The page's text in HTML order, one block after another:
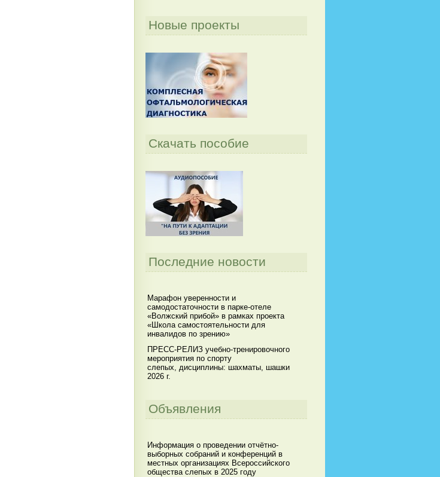
Новые проекты
Скачать пособие
Последние новости
Марафон уверенности и
самодостаточности в парке-отеле
«Волжский прибой» в рамках проекта
«Школа самостоятельности для
инвалидов по зрению»
ПРЕСС-РЕЛИЗ учебно-тренировочного
мероприятия по спорту
слепых, дисциплины: шахматы, шашки
2026 г.
Объявления
Информация о проведении отчётно-
выборных собраний и конференций в
местных организациях Всероссийского
общества слепых в 2025 году